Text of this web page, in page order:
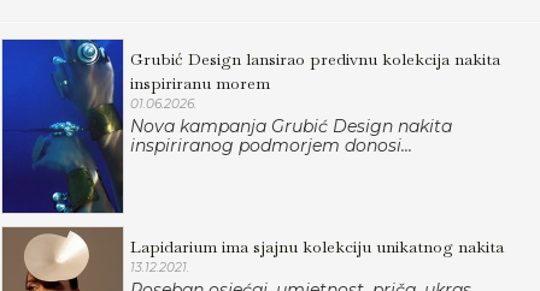
Grubić Design lansirao predivnu kolekcija nakita
inspiriranu morem
01.06.2026.
Nova kampanja Grubić Design nakita
inspiriranog podmorjem donosi...
Lapidarium ima sjajnu kolekciju unikatnog nakita
13.12.2021.